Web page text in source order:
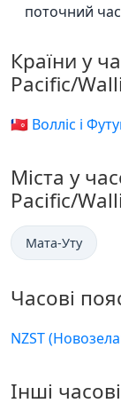
поточний
Країни у
Pacific/
🇼🇫 Волліс і
Міста у
Pacific/
Мата-Уту
Часові
NZST
Інші